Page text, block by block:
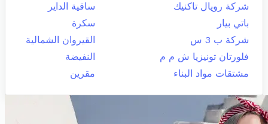
شركة رويال تاكنيك
ساقية الداير
باتي بيار
سكرة
شركة ب 3 س
القيروان الشمالية
فلورتان تونيزيا ش م م
النفيضة
مشتقات مواد البناء
مقرين